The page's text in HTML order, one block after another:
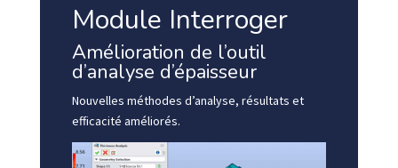
Module Interroger
Amélioration de l’outil
d’analyse d’épaisseur
Nouvelles méthodes d’analyse, résultats et
efficacité améliorés.